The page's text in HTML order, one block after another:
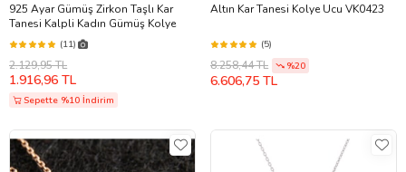
925 Ayar Gümüş Zirkon Taşlı Kar
Tanesi Kalpli Kadın Gümüş Kolye
(11)
2.129,95 TL
1.916,96 TL
Sepette %10 İndirim
Altın Kar Tanesi Kolye Ucu VK0423
(5)
8.258,44 TL %20
6.606,75 TL